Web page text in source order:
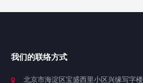
我们的联络方式
北京市海淀区宝盛西里小区兴缘写字楼